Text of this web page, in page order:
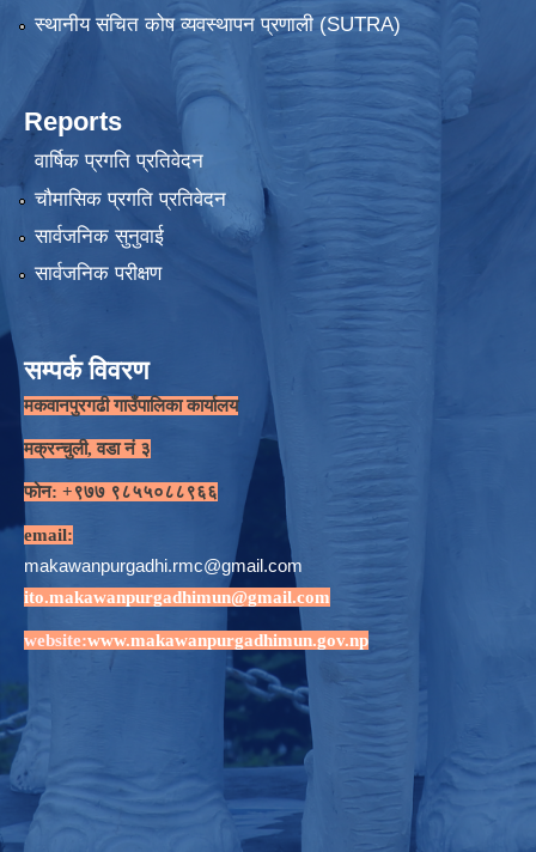
स्थानीय संचित कोष व्यवस्थापन प्रणाली (SUTRA)
Reports
वार्षिक प्रगति प्रतिवेदन
चौमासिक प्रगति प्रतिवेदन
सार्वजनिक सुनुवाई
सार्वजनिक परीक्षण
सम्पर्क विवरण
मकवानपुरगढी गाउँपालिका कार्यालय
मक्रन्चुली, वडा नं ३
फोन: +९७७ ९८५५०८८९६६
email:
makawanpurgadhi.rmc@gmail.com
ito.makawanpurgadhimun@gmail.com
website:www.makawanpurgadhimun.gov.np